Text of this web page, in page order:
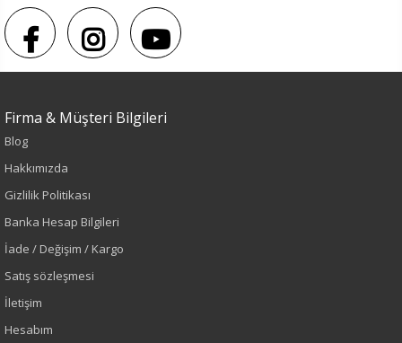
Renk
Siyah
Sezon
Firma & Müşteri Bilgileri
Blog
Hakkımızda
Gizlilik Politikası
Banka Hesap Bilgileri
İade / Değişim / Kargo
Satış sözleşmesi
İletişim
Hesabım